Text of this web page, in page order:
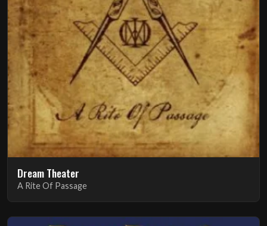
Dream Theater
A Rite Of Passage